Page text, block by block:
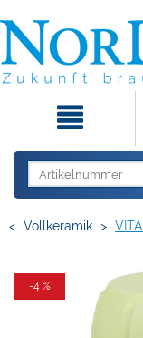
< Vollkeramik >
-4 %